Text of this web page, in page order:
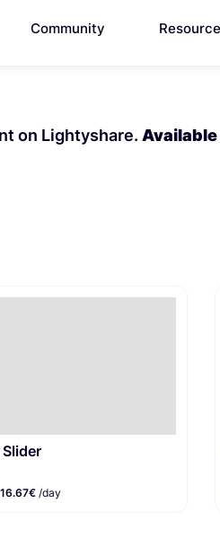
Community
on Lightyshare.
Slider
/day